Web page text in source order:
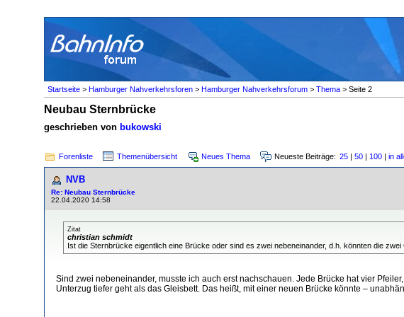
Startseite > Hamburger Nahverkehrsforen > Hamburger Nahverkehrsforum > Thema > Seite 2
Neubau Sternbrücke
geschrieben von bukowski
Forenliste Themenübersicht Neues Thema Neueste Beiträge: 25 | 50 | 100 | in
NVB
Re: Neubau Sternbrücke
22.04.2020 14:58
Zitat
christian schmidt
Ist die Sternbrücke eigentlich eine Brücke oder sind es zwei nebeneinander, d.h. könnten die
Sind zwei nebeneinander, musste ich auch erst nachschauen. Jede Brücke hat vier
Unterzug tiefer geht als das Gleisbett. Das heißt, mit einer neuen Brücke könnte –